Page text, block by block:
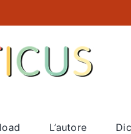
L’autore